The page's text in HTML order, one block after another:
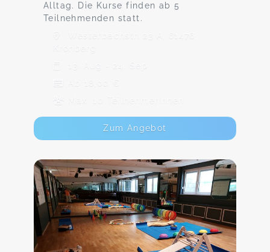
Alltag. Die Kurse finden ab 5
Teilnehmenden statt.
Westerbachstr. 23 A, 61476
13. Aug - 24. Sep
Ab 18,00 €
Max. 10 TeilnehmerInnen
Zum Angebot